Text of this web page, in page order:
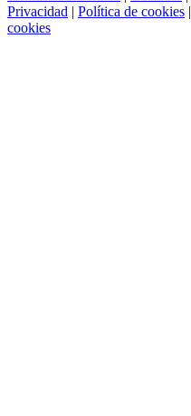
Privacidad | Política de cookies |
cookies